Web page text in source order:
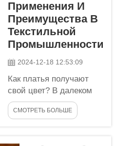
используемого для
окрашивания одежды,
является реактивный
краситель. Эти
красители действуют
реакцию...
Применения И
Преимущества В
Текстильной
Промышленности
2024-12-18 12:53:09
Как платья получают
свой цвет? В далеком
прошлом для
окрашивания тканей
СМОТРЕТЬ БОЛЬШЕ